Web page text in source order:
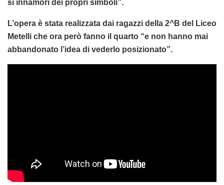
si innamori dei propri simboli”.
L’opera è stata realizzata dai ragazzi della 2^B del Liceo
Metelli che ora però fanno il quarto “e non hanno mai
abbandonato l’idea di vederlo posizionato”.